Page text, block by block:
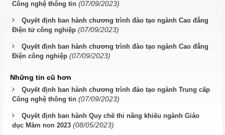
Công nghệ thông tin (07/09/2023)
Quyết định ban hành chương trình đào tạo ngành Cao đẳng
Điện tử công nghiệp (07/09/2023)
Quyết định ban hành chương trình đào tạo ngành Cao đẳng
Điện công nghiệp (07/09/2023)
Những tin cũ hơn
Quyết định ban hành chương trình đào tạo ngành Trung cấp
Công nghệ thông tin (07/09/2023)
Quyết định ban hành Quy chế thi năng khiếu ngành Giáo
dục Mầm non 2023 (08/05/2023)